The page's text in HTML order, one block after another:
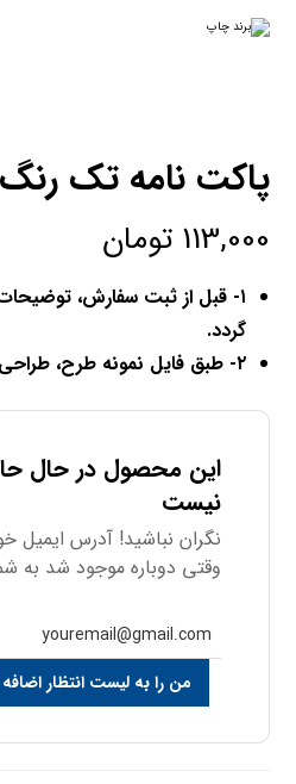
پاکت نامه تک
113,000 تومان
۱- قبل از ثبت سفارش،
گردد.
۲- طبق فایل نمونه طرح،
این محصول در حال
نیست
نگران نباشید! آدرس ایمیل
وقتی دوباره موجود شد به
من را به لیست انتظار